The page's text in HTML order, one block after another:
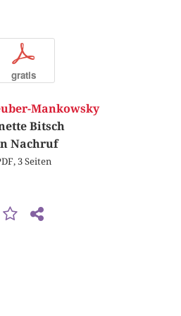
p
gratis
Mankowsky
Bitsch
Nachruf
3 Seiten